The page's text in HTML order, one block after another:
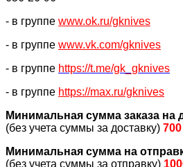
- в группе www.ok.ru/gknives
- в группе www.vk.com/gknives
- в группе https://t.me/gk_gknives
- в группе https://max.ru/gknives
Минимальная сумма заказа на
(без учета суммы за доставку)
Минимальная сумма на
(без учета суммы за отправку)